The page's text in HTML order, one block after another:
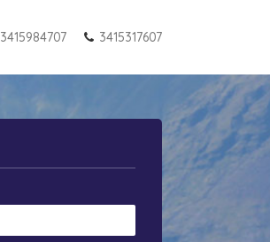
3415984707 3415317607